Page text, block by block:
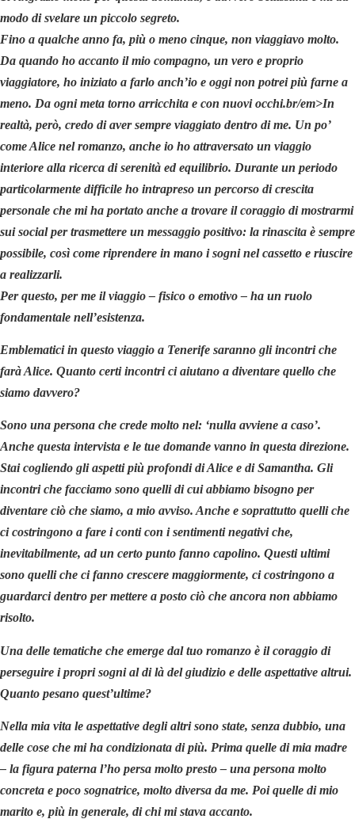
modo di svelare un piccolo segreto.
Fino a qualche anno fa, più o meno cinque, non viaggiavo molto.
Da quando ho accanto il mio compagno, un vero e proprio
viaggiatore, ho iniziato a farlo anch’io e oggi non potrei più farne a
meno. Da ogni meta torno arricchita e con nuovi occhi.br/em>In
realtà, però, credo di aver sempre viaggiato dentro di me. Un po’
come Alice nel romanzo, anche io ho attraversato un viaggio
interiore alla ricerca di serenità ed equilibrio. Durante un periodo
particolarmente difficile ho intrapreso un percorso di crescita
personale che mi ha portato anche a trovare il coraggio di mostrarmi
sui social per trasmettere un messaggio positivo: la rinascita è sempre
possibile, così come riprendere in mano i sogni nel cassetto e riuscire
a realizzarli.
Per questo, per me il viaggio – fisico o emotivo – ha un ruolo
fondamentale nell’esistenza.
Emblematici in questo viaggio a Tenerife saranno gli incontri che
farà Alice. Quanto certi incontri ci aiutano a diventare quello che
siamo davvero?
Sono una persona che crede molto nel: ‘nulla avviene a caso’.
Anche questa intervista e le tue domande vanno in questa direzione.
Stai cogliendo gli aspetti più profondi di Alice e di Samantha. Gli
incontri che facciamo sono quelli di cui abbiamo bisogno per
diventare ciò che siamo, a mio avviso. Anche e soprattutto quelli che
ci costringono a fare i conti con i sentimenti negativi che,
inevitabilmente, ad un certo punto fanno capolino. Questi ultimi
sono quelli che ci fanno crescere maggiormente, ci costringono a
guardarci dentro per mettere a posto ciò che ancora non abbiamo
risolto.
Una delle tematiche che emerge dal tuo romanzo è il coraggio di
perseguire i propri sogni al di là del giudizio e delle aspettative altrui.
Quanto pesano quest’ultime?
Nella mia vita le aspettative degli altri sono state, senza dubbio, una
delle cose che mi ha condizionata di più. Prima quelle di mia madre
– la figura paterna l’ho persa molto presto – una persona molto
concreta e poco sognatrice, molto diversa da me. Poi quelle di mio
marito e, più in generale, di chi mi stava accanto.